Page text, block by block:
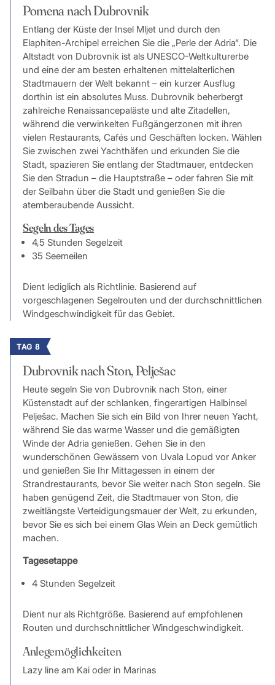
Pomena nach Dubrovnik
Entlang der Küste der Insel Mljet und durch den
Elaphiten-Archipel erreichen Sie die „Perle der Adria“. Die
Altstadt von Dubrovnik ist als UNESCO-Weltkulturerbe
und eine der am besten erhaltenen mittelalterlichen
Stadtmauern der Welt bekannt – ein kurzer Ausflug
dorthin ist ein absolutes Muss. Dubrovnik beherbergt
zahlreiche Renaissancepaläste und alte Zitadellen,
während die verwinkelten Fußgängerzonen mit ihren
vielen Restaurants, Cafés und Geschäften locken. Wählen
Sie zwischen zwei Yachthäfen und erkunden Sie die
Stadt, spazieren Sie entlang der Stadtmauer, entdecken
Sie den Stradun – die Hauptstraße – oder fahren Sie mit
der Seilbahn über die Stadt und genießen Sie die
atemberaubende Aussicht.
Segeln des Tages
4,5 Stunden Segelzeit
35 Seemeilen
Dient lediglich als Richtlinie. Basierend auf
vorgeschlagenen Segelrouten und der durchschnittlichen
Windgeschwindigkeit für das Gebiet.
TAG 8
Dubrovnik nach Ston, Pelješac
Heute segeln Sie von Dubrovnik nach Ston, einer
Küstenstadt auf der schlanken, fingerartigen Halbinsel
Pelješac. Machen Sie sich ein Bild von Ihrer neuen Yacht,
während Sie das warme Wasser und die gemäßigten
Winde der Adria genießen. Gehen Sie in den
wunderschönen Gewässern von Uvala Lopud vor Anker
und genießen Sie Ihr Mittagessen in einem der
Strandrestaurants, bevor Sie weiter nach Ston segeln. Sie
haben genügend Zeit, die Stadtmauer von Ston, die
zweitlängste Verteidigungsmauer der Welt, zu erkunden,
bevor Sie es sich bei einem Glas Wein an Deck gemütlich
machen.
Tagesetappe
4 Stunden Segelzeit
Dient nur als Richtgröße. Basierend auf empfohlenen
Routen und durchschnittlicher Windgeschwindigkeit.
Anlegemöglichkeiten
Lazy line am Kai oder in Marinas